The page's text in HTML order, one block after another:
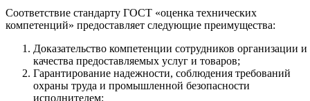
Соответствие стандарту ГОСТ «оценка технических
компетенций» предоставляет следующие преимущества:
Доказательство компетенции сотрудников организации и
качества предоставляемых услуг и товаров;
Гарантирование надежности, соблюдения требований
охраны труда и промышленной безопасности
исполнителем;